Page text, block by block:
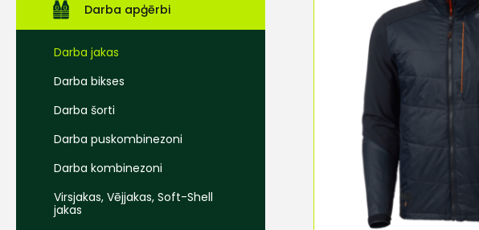
Darba apģērbi
Darba jakas
Darba bikses
Darba šorti
Darba puskombinezoni
Darba kombinezoni
Virsjakas, Vējjakas, Soft-Shell
jakas